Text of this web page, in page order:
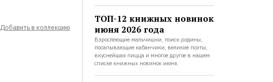
Добавить в коллекцию
ТОП-12 книжных новинок
июня 2026 года
Взрослеющие мальчишки, поиск родины,
посапывающие кабанчики, великие поэты,
вкуснейшая пицца и многое другое в нашем
списке книжных новинок июня.